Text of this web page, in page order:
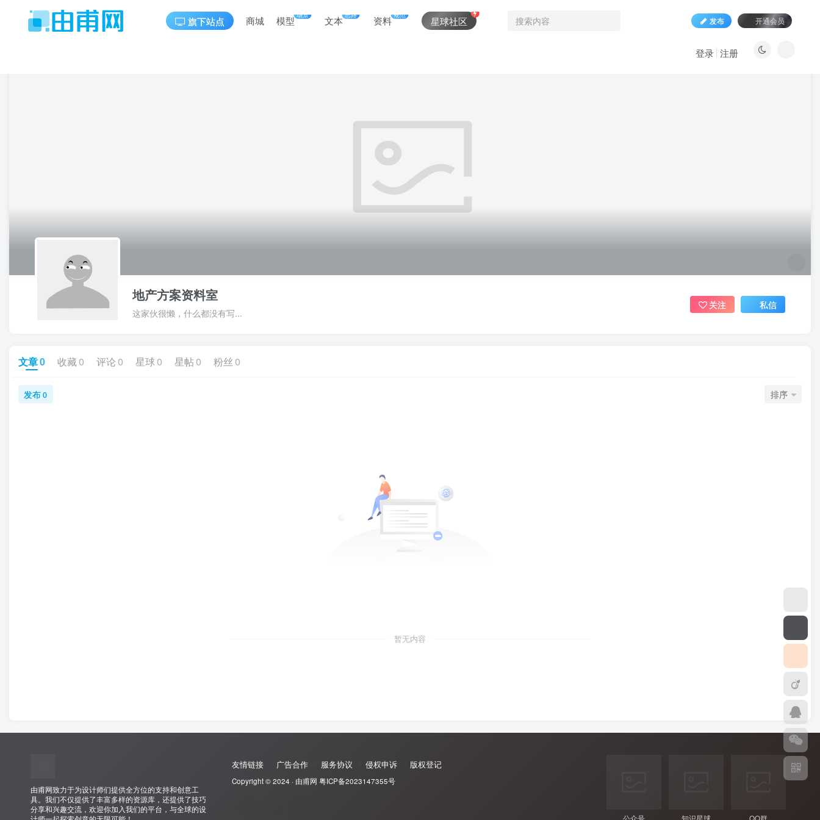
旗下站点 商城 模型场景 文本思路 资料规范
星球社区 发布 开通会员
登录 注册
地产方案资料室
这家伙很懒，什么都没有写...
关注 私信
文章0 收藏 0 评论 0 星球 0 星帖0 粉丝 0
发布0 排序
暂无内容
由甫网致力于为设计师们提供全方位的支持和创意工
具。我们不仅提供了丰富多样的资源库，还提供了技巧
分享和兴趣交流，欢迎你加入我们的平台，与全球的设
友情链接 广告合作 服务协议 侵权申诉 版权登记
Copyright © 2024 · 由甫网 粤ICP备2023147355号